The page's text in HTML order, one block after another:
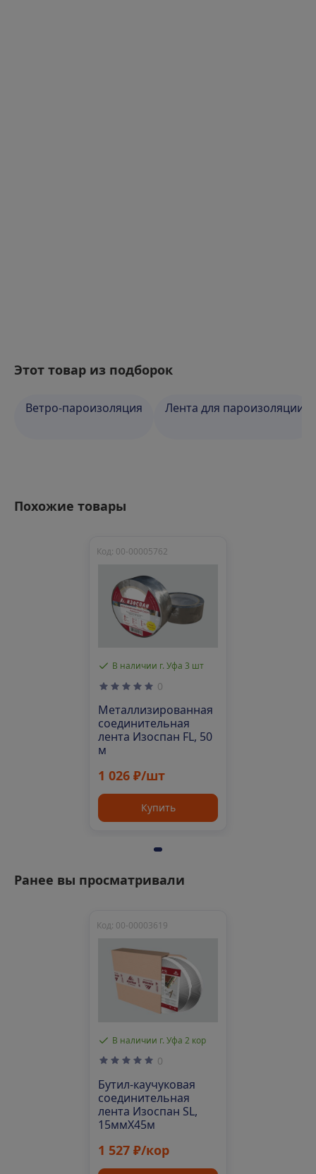
Этот товар из подборок
Ветро-пароизоляция Лента для пароизоляции
Похожие товары
В наличии г. Уфа 3 шт
Код: 00-00005762
0
Металлизированная
соединительная
лента Изоспан FL, 50
м
1 026 ₽/шт
Купить
Ранее вы просматривали
В наличии г. Уфа 2 кор
Код: 00-00003619
0
Бутил-каучуковая
соединительная
лента Изоспан SL,
15ммХ45м
1 527 ₽/кор